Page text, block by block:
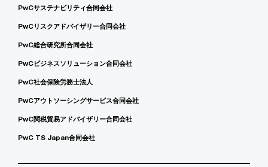
PwCサステナビリティ合同会社
PwCリスクアドバイザリー合同会社
PwC総合研究所合同会社
PwCビジネスソリューション合同会社
PwC社会保険労務士法人
PwCアウトソーシングサービス合同会社
PwC関税貿易アドバイザリー合同会社
PwC TS Japan合同会社